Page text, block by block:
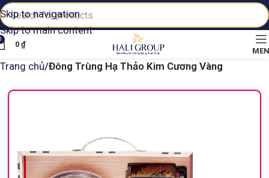
Skip to navigation
Skip to main content
0 ₫
Trang chủ Đông Trùng Hạ Thảo Kim Cương Vàng